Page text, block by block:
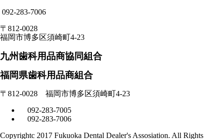
092-283-7006
〒812-0028
福岡市博多区須崎町4-23
九州歯科用品商協同組合
福岡県歯科用品商組合
〒812-0028 福岡市博多区須崎町4-23
092-283-7005
092-283-7006
Copyrightc 2017 Fukuoka Dental Dealer's Assosiation. All Rights